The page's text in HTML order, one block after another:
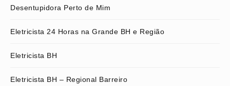
Desentupidora Perto de Mim
Eletricista 24 Horas na Grande BH e Região
Eletricista BH
Eletricista BH – Regional Barreiro